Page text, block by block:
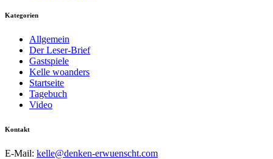
Kategorien
Allgemein
Der Leser-Brief
Gastspiele
Kelle woanders
Startseite
Tagebuch
Video
Kontakt
E-Mail: kelle@denken-erwuenscht.com